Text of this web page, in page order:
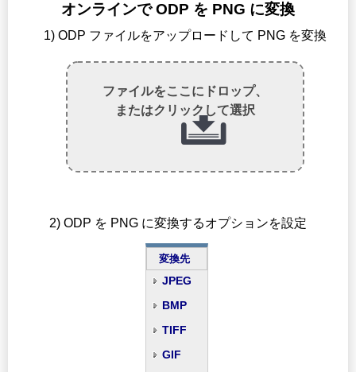
オンラインで ODP を PNG に変換
1) ODP ファイルをアップロードして PNG を変換
ファイルをここにドロップ、
またはクリックして選択
2) ODP を PNG に変換するオプションを設定
変換先
JPEG
BMP
TIFF
GIF